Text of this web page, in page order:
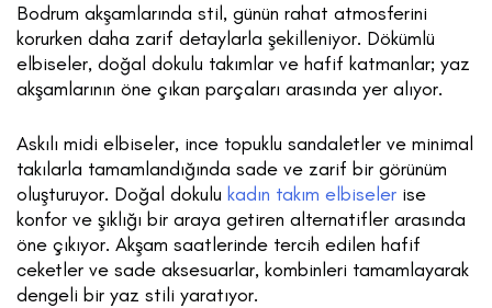
Bodrum akşamlarında stil, günün rahat atmosferini
korurken daha zarif detaylarla şekilleniyor. Dökümlü
elbiseler, doğal dokulu takımlar ve hafif katmanlar; yaz
akşamlarının öne çıkan parçaları arasında yer alıyor.
Askılı midi elbiseler, ince topuklu sandaletler ve minimal
takılarla tamamlandığında sade ve zarif bir görünüm
oluşturuyor. Doğal dokulu kadın takım elbiseler ise
konfor ve şıklığı bir araya getiren alternatifler arasında
öne çıkıyor. Akşam saatlerinde tercih edilen hafif
ceketler ve sade aksesuarlar, kombinleri tamamlayarak
dengeli bir yaz stili yaratıyor.